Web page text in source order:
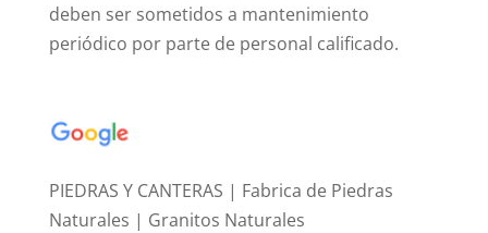
deben ser sometidos a mantenimiento
periódico por parte de personal calificado.
PIEDRAS Y CANTERAS | Fabrica de Piedras
Naturales | Granitos Naturales